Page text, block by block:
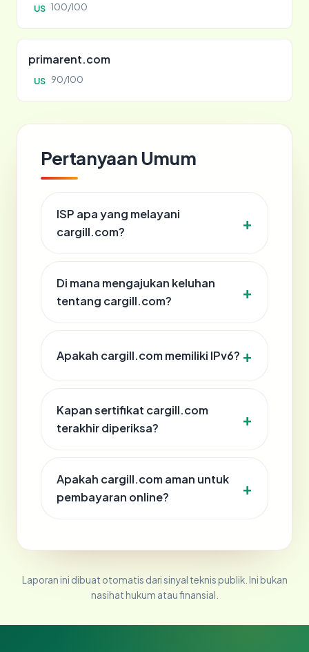
US 100/100
primarent.com
US 90/100
Pertanyaan Umum
ISP apa yang melayani
cargill.com?
Di mana mengajukan keluhan
tentang cargill.com?
Apakah cargill.com memiliki IPv6?
Kapan sertifikat cargill.com
terakhir diperiksa?
Apakah cargill.com aman untuk
pembayaran online?
Laporan ini dibuat otomatis dari sinyal teknis publik. Ini bukan
nasihat hukum atau finansial.